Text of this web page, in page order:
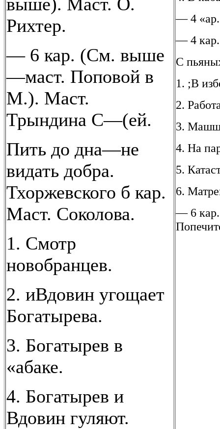
выше). Маст. О.
Рихтер.
— 6 кар. (См. выше
—маст. Поповой в
М.). Маст.
Трындина С—(ей.
Пить до дна—не
видать добра.
Тхоржевского б кар.
Маст. Соколова.
1. Смотр
новобранцев.
2. иВдовин угощает
Богатырева.
3. Богатырев в
«абаке.
4. Богатырев и
Вдовин гуляют.
— 4
— 4
С
1. ;В
2.
3.
4. На
5.
6.
— 6 кар.